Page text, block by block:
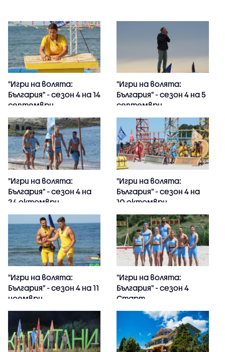
"Игри на волята:
България" - сезон 4 на 14
септември
"Игри на волята:
България" - сезон 4 на 5
септември
"Игри на волята:
България" - сезон 4 на
24 октомври
"Игри на волята:
България" - сезон 4 на
10 октомври
"Игри на волята:
България" - сезон 4 на 11
ноември
"Игри на волята:
България" - сезон 4
Старт